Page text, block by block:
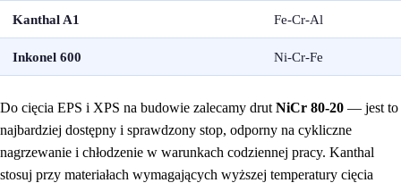
Kanthal A1 Fe-Cr-Al
Inkonel 600 Ni-Cr-Fe
Do cięcia EPS i XPS na budowie zalecamy drut NiCr 80-20 — jest to
najbardziej dostępny i sprawdzony stop, odporny na cykliczne
nagrzewanie i chłodzenie w warunkach codziennej pracy. Kanthal
stosuj przy materiałach wymagających wyższej temperatury cięcia